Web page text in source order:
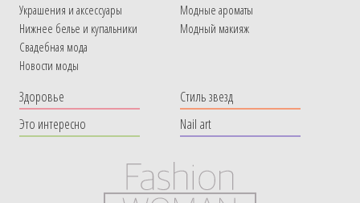
Украшения и аксессуары
Нижнее белье и купальники
Свадебная мода
Новости моды
Модные ароматы
Модный макияж
Здоровье
Это интересно
Стиль звезд
Nail art